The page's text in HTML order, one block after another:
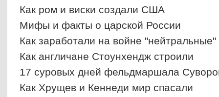
Как ром и виски создали США
Мифы и факты о царской России
Как заработали на войне
Как англичане Стоунхендж строили
17 суровых дней фельдмаршала
Как Хрущев и Кеннеди мир спасали